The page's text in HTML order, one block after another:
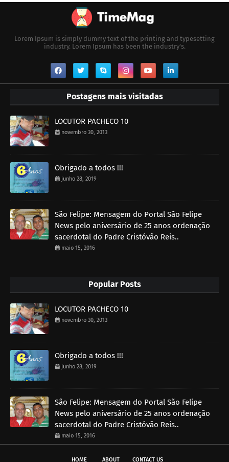
Lorem Ipsum is simply dummy text of the printing and typesetting
industry. Lorem Ipsum has been the industry's.
Postagens mais visitadas
LOCUTOR PACHECO 10
novembro 30, 2013
Obrigado a todos !!!
junho 28, 2019
São Felipe: Mensagem do Portal São Felipe
News pelo aniversário de 25 anos ordenação
sacerdotal do Padre Cristóvão Reis..
maio 15, 2016
Popular Posts
LOCUTOR PACHECO 10
novembro 30, 2013
Obrigado a todos !!!
junho 28, 2019
São Felipe: Mensagem do Portal São Felipe
News pelo aniversário de 25 anos ordenação
sacerdotal do Padre Cristóvão Reis..
maio 15, 2016
HOME ABOUT CONTACT US